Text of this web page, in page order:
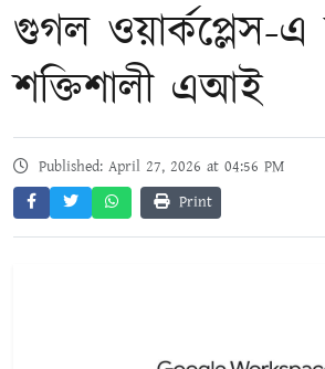
গুগল ওয়ার্কপ্লেস-এ
শক্তিশালী এআই
Published: April 27, 2026 at 04:56 PM
Print